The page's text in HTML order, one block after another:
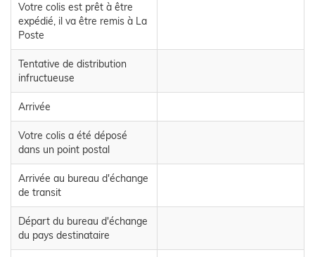
Votre colis est prêt à être
expédié, il va être remis à La
Poste
Tentative de distribution
infructueuse
Arrivée
Votre colis a été déposé
dans un point postal
Arrivée au bureau d'échange
de transit
Départ du bureau d'échange
du pays destinataire